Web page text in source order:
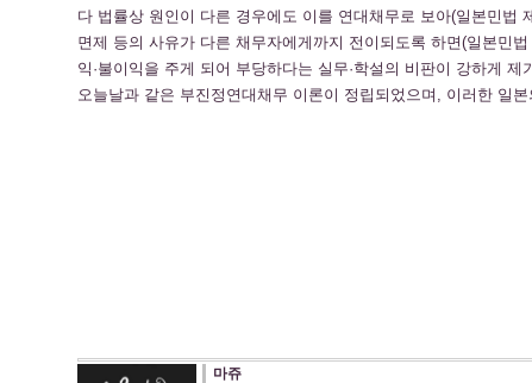
다 법률상 원인이 다른 경우에도 이를 연대채무로 보아(일본민법
면제 등의 사유가 다른 채무자에게까지 전이되도록 하면(일본민
익·불이익을 주게 되어 부당하다는 실무·학설의 비판이 강하게
오늘날과 같은 부진정연대채무 이론이 정립되었으며, 이러한 일
마쥬